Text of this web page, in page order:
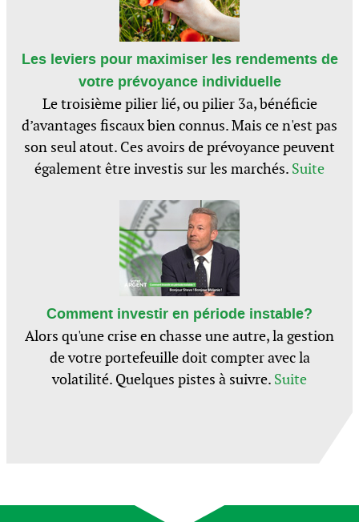
Les leviers pour maximiser les rendements de
votre prévoyance individuelle
Le troisième pilier lié, ou pilier 3a, bénéficie
d’avantages fiscaux bien connus. Mais ce n'est pas
son seul atout. Ces avoirs de prévoyance peuvent
également être investis sur les marchés. Suite
Comment investir en période instable?
Alors qu'une crise en chasse une autre, la gestion
de votre portefeuille doit compter avec la
volatilité. Quelques pistes à suivre. Suite